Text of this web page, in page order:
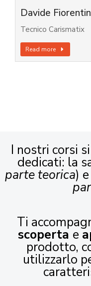
Davide
Tecnico Carismatix
Read more
I nostri corsi
dedicati: la
parte teorica)
Ti
scoperta e
prodotto,
utilizzarlo